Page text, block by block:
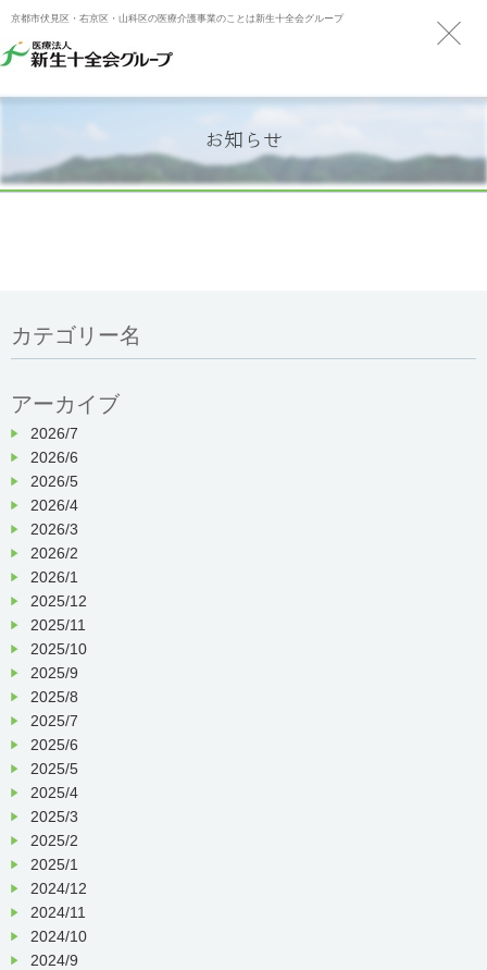
京都市伏見区・右京区・山科区の医療介護事業のことは新生十全会グループ
お知らせ
カテゴリー名
アーカイブ
2026/7
2026/6
2026/5
2026/4
2026/3
2026/2
2026/1
2025/12
2025/11
2025/10
2025/9
2025/8
2025/7
2025/6
2025/5
2025/4
2025/3
2025/2
2025/1
2024/12
2024/11
2024/10
2024/9